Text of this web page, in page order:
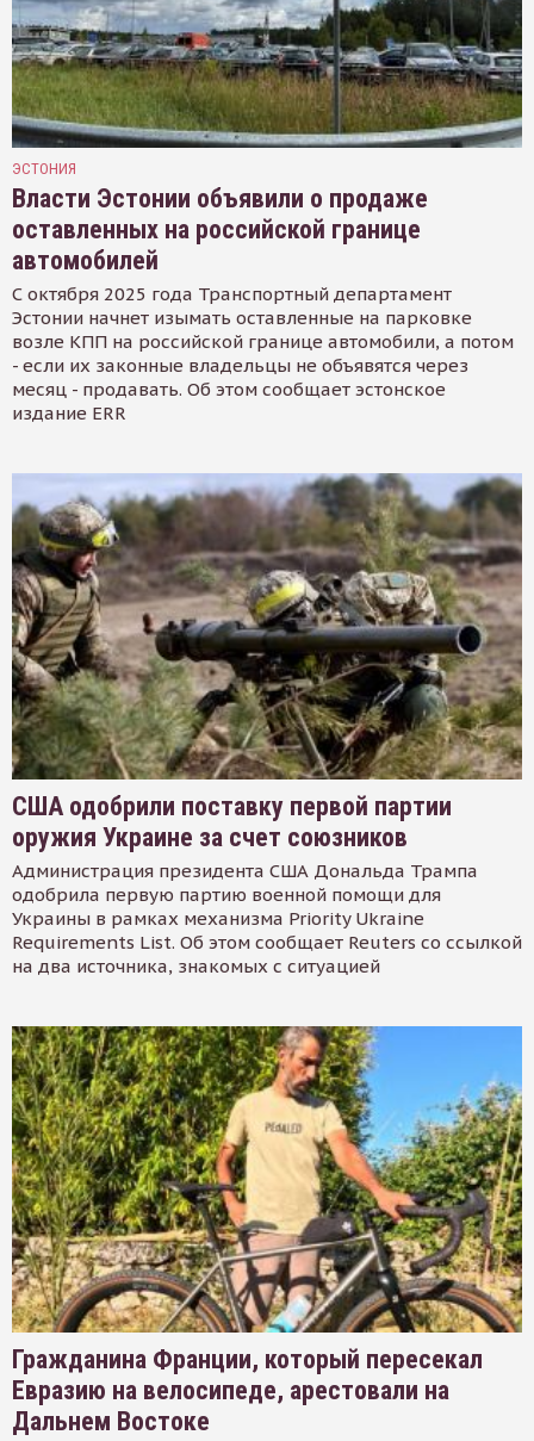
ЭСТОНИЯ
Власти Эстонии объявили о продаже
оставленных на российской границе
автомобилей
С октября 2025 года Транспортный департамент
Эстонии начнет изымать оставленные на парковке
возле КПП на российской границе автомобили, а потом
- если их законные владельцы не объявятся через
месяц - продавать. Об этом сообщает эстонское
издание ERR
США одобрили поставку первой партии
оружия Украине за счет союзников
Администрация президента США Дональда Трампа
одобрила первую партию военной помощи для
Украины в рамках механизма Priority Ukraine
Requirements List. Об этом сообщает Reuters со ссылкой
на два источника, знакомых с ситуацией
Гражданина Франции, который пересекал
Евразию на велосипеде, арестовали на
Дальнем Востоке